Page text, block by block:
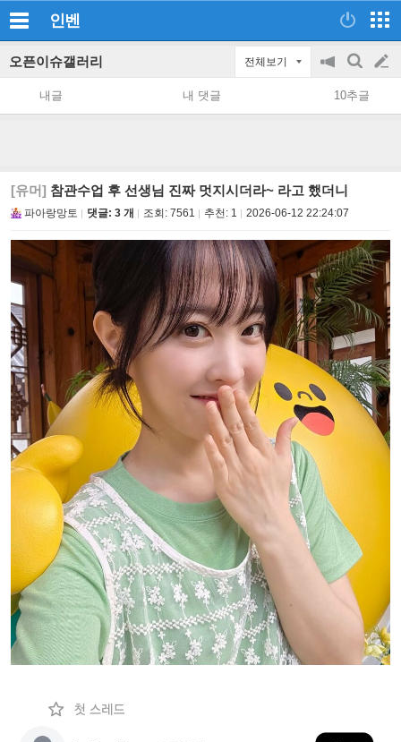
인벤
오픈이슈갤러리 전체보기
공
지
on/off
검
색
글
쓰
내글 내 댓글 10추글
[유머] 참관수업 후 선생님 진짜 멋지시더라~ 라고 했더니
파아랑망토 댓글: 3 개 조회: 7561 추천: 1 2026-06-12 22:24:07